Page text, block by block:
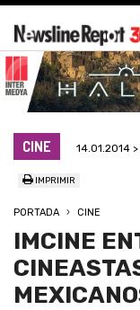
CINE 14.01.2014
IMPRIMIR
PORTADA CINE
IMCINE